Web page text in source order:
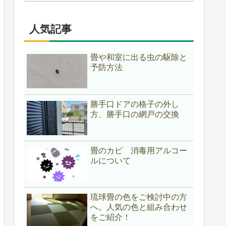
人気記事
畳や和室に出る虫の駆除と
予防方法
勝手口ドアの格子の外し
方、勝手口の網戸の交換
畳のカビ 消毒用アルコー
ルについて
琉球畳の色をご検討中の方
へ。人気の色と組み合わせ
をご紹介！